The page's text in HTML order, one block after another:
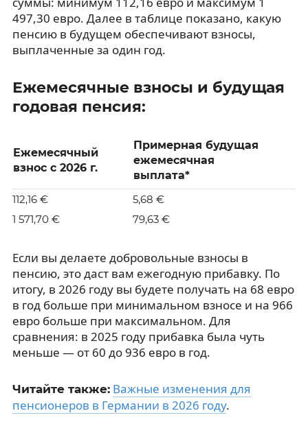
497,30 евро. Далее в таблице показано, какую
пенсию в будущем обеспечивают взносы,
выплаченные за один год.
Ежемесячные взносы и будущая
годовая пенсия:
Ежемесячный
взнос с 2026 г.
Примерная будущая
ежемесячная
выплата*
112,16 €
5,68 €
1 571,70 €
79,63 €
Если вы делаете добровольные взносы в
пенсию, это даст вам ежегодную прибавку. По
итогу, в 2026 году вы будете получать на 68 евро
в год больше при минимальном взносе и на 966
евро больше при максимальном. Для
сравнения: в 2025 году прибавка была чуть
меньше — от 60 до 936 евро в год.
Читайте также: Важные изменения для
пенсионеров в Германии в 2026 году.